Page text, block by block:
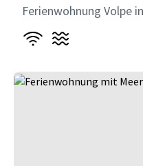
Ferienwohnung Volpe